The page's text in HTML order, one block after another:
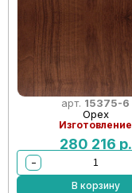
арт. 15375-6
Орех
Изготовление
280 216 р.
−
В корзину